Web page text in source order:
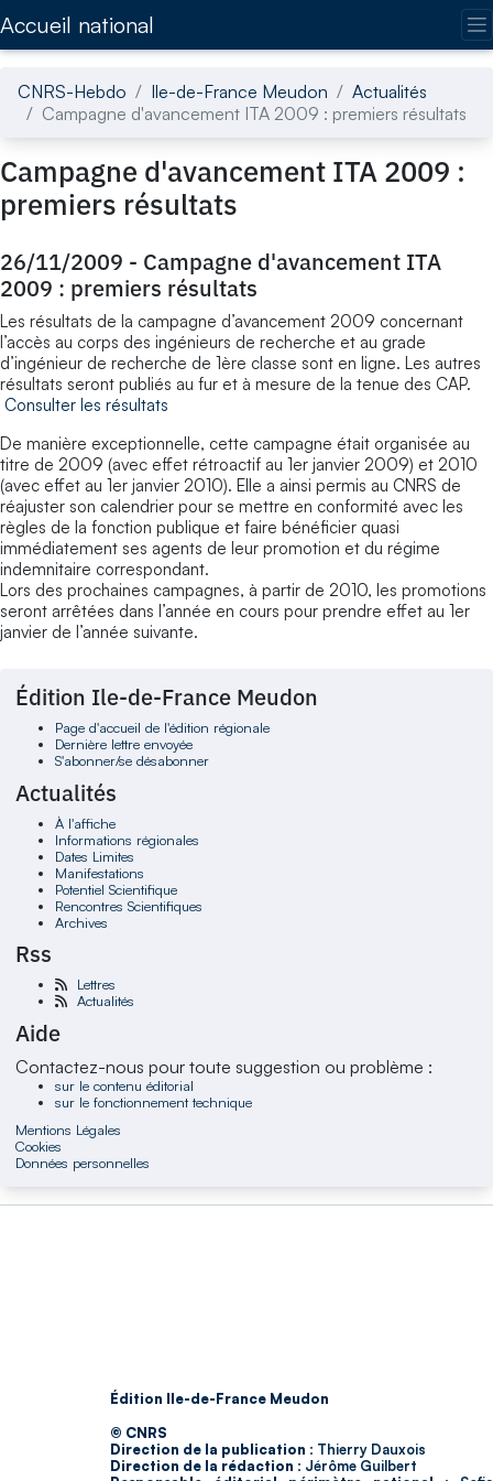
Accueil national
CNRS-Hebdo Ile-de-France Meudon
Actualités
Campagne d'avancement ITA 2009 : premiers résultats
Campagne d'avancement ITA 2009 :
premiers résultats
26/11/2009 - Campagne d'avancement ITA
2009 : premiers résultats
Les résultats de la campagne d’avancement 2009 concernant
l’accès au corps des ingénieurs de recherche et au grade
d’ingénieur de recherche de 1ère classe sont en ligne. Les autres
résultats seront publiés au fur et à mesure de la tenue des CAP.
Consulter les résultats
De manière exceptionnelle, cette campagne était organisée au
titre de 2009 (avec effet rétroactif au 1er janvier 2009) et 2010
(avec effet au 1er janvier 2010). Elle a ainsi permis au CNRS de
réajuster son calendrier pour se mettre en conformité avec les
règles de la fonction publique et faire bénéficier quasi
immédiatement ses agents de leur promotion et du régime
indemnitaire correspondant.
Lors des prochaines campagnes, à partir de 2010, les promotions
seront arrêtées dans l’année en cours pour prendre effet au 1er
janvier de l’année suivante.
Édition Ile-de-France Meudon
Page d'accueil de l'édition régionale
Dernière lettre envoyée
S'abonner/se désabonner
Actualités
À l'affiche
Informations régionales
Dates Limites
Manifestations
Potentiel Scientifique
Rencontres Scientifiques
Archives
Rss
Lettres
Actualités
Aide
Contactez-nous pour toute suggestion ou problème :
sur le contenu éditorial
sur le fonctionnement technique
Mentions Légales
Cookies
Données personnelles
Édition Ile-de-France Meudon
© CNRS
Direction de la publication : Thierry Dauxois
Direction de la rédaction : Jérôme Guilbert